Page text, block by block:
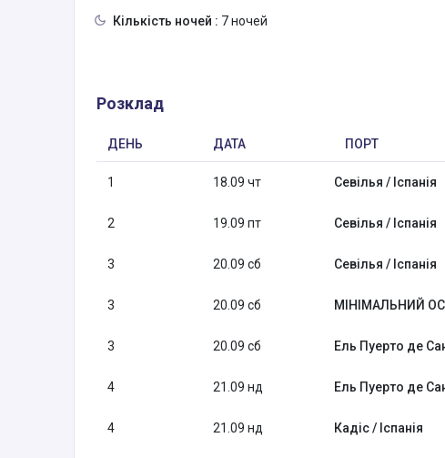
Кількість ночей : 7 ночей
Розклад
ДЕНЬ ДАТА ПОРТ
1 18.09 чт Севілья / Іспанія
2 19.09 пт Севілья / Іспанія
3 20.09 сб Севілья / Іспанія
3 20.09 сб МІНІМАЛЬНИЙ
3 20.09 сб Ель Пуерто де
4 21.09 нд Ель Пуерто де
4 21.09 нд Кадіс / Іспанія